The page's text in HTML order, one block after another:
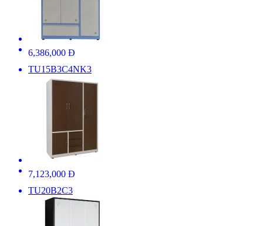
6,386,000 Đ
TU15B3C4NK3
7,123,000 Đ
TU20B2C3